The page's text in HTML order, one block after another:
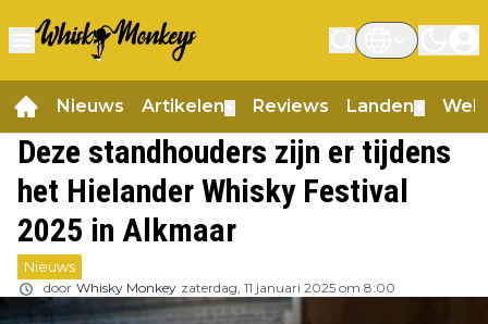
Nieuws Artikelen Reviews Landen
Deze standhouders zijn er tijdens
het Hielander Whisky Festival
2025 in Alkmaar
Nieuws
door Whisky Monkey zaterdag, 11 januari 2025 om 8:00